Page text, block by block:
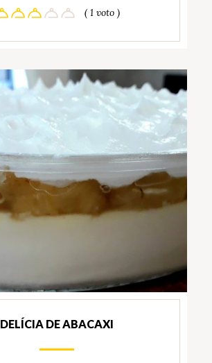
( 1 voto )
DELÍCIA DE ABACAXI